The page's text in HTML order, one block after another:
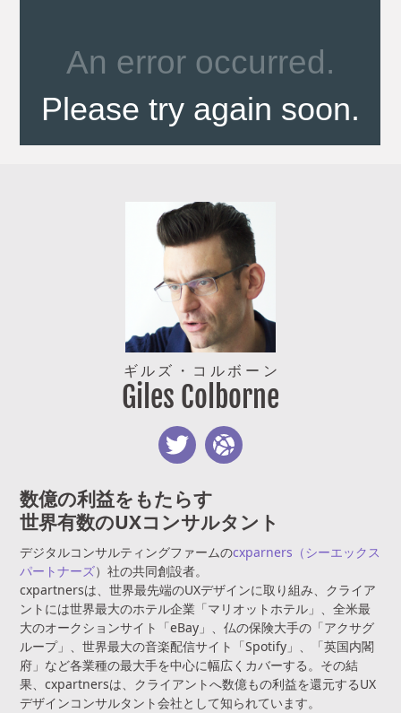
Giles Colborne
ギルズ ・ コルボーン
数億の利益をもたらす
世界有数のUXコンサルタント
デジタルコンサルティングファームのcxparners（シーエックス
パートナーズ）社の共同創設者。
cxpartnersは、世界最先端のUXデザインに取り組み、クライア
ントには世界最大のホテル企業「マリオットホテル」、全米最
大のオークションサイト「eBay」、仏の保険大手の「アクサグ
ループ」、世界最大の音楽配信サイト「Spotify」、「英国内閣
府」など各業種の最大手を中心に幅広くカバーする。その結
果、cxpartnersは、クライアントへ数億もの利益を還元するUX
デザインコンサルタント会社として知られています。